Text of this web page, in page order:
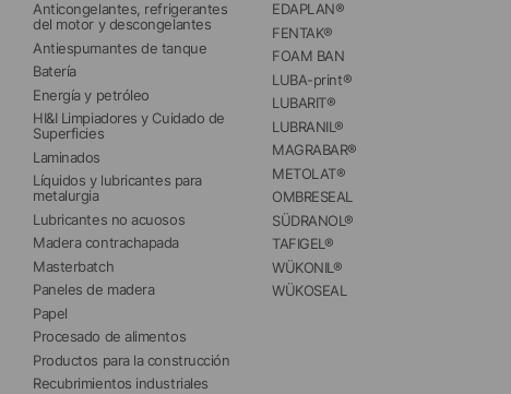
Anticongelantes, refrigerantes
del motor y descongelantes
Antiespumantes de tanque
Batería
Energía y petróleo
HI&I Limpiadores y Cuidado de
Superficies
Laminados
Líquidos y lubricantes para
metalurgia
Lubricantes no acuosos
Madera contrachapada
Masterbatch
Paneles de madera
Papel
Procesado de alimentos
Productos para la construcción
Recubrimientos industriales
EDAPLAN®
FENTAK®
FOAM BAN
LUBA-print®
LUBARIT®
LUBRANIL®
MAGRABAR®
METOLAT®
OMBRESEAL
SÜDRANOL®
TAFIGEL®
WÜKONIL®
WÜKOSEAL